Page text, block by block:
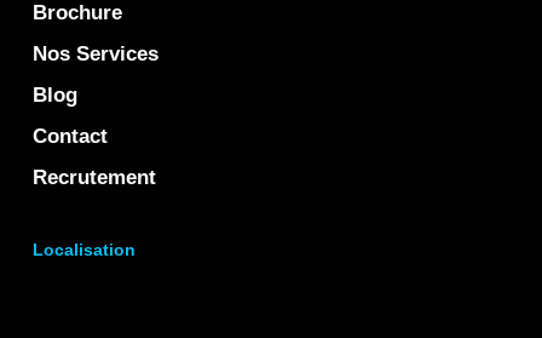
Brochure
Nos Services
Blog
Contact
Recrutement
Localisation